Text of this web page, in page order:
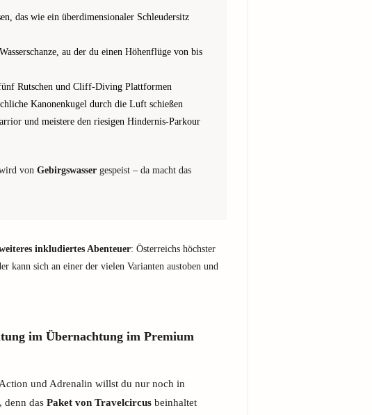
das wie ein überdimensionaler Schleudersitz
au der du einen Höhenflüge von bis
Rutschen und Cliff-Diving Plattformen
Kanonenkugel durch die Luft schießen
und meistere den riesigen Hindernis-Parkour
von Gebirgswasser gespeist – da macht das
inkludiertes Abenteuer: Österreichs höchster
kann sich an einer der vielen Varianten austoben und
im Übernachtung im Premium
und Adrenalin willst du nur noch in
denn das Paket von Travelcircus beinhaltet